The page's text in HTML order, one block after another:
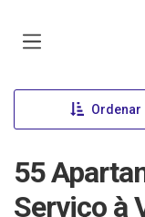
Ordenar
55
Serviço à